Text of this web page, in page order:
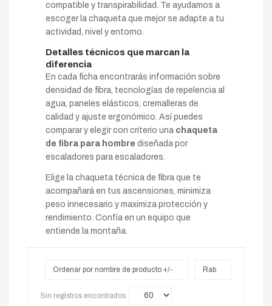
compatible y transpirabilidad. Te ayudamos a
escoger la chaqueta que mejor se adapte a tu
actividad, nivel y entorno.
Detalles técnicos que marcan la
diferencia
En cada ficha encontrarás información sobre
densidad de fibra, tecnologías de repelencia al
agua, paneles elásticos, cremalleras de
calidad y ajuste ergonómico. Así puedes
comparar y elegir con criterio una chaqueta
de fibra para hombre diseñada por
escaladores para escaladores.
Elige la chaqueta técnica de fibra que te
acompañará en tus ascensiones, minimiza
peso innecesario y maximiza protección y
rendimiento. Confía en un equipo que
entiende la montaña.
Ordenar por nombre de producto +/- Rab
Sin registros encontrados